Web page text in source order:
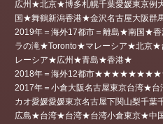
広州★北京★博多札幌千葉愛媛東京
国★舞鶴新潟香港★金沢名古屋大阪群
2019年＝海外17都市＝離島★南国★
ラの滝★Toronto★マレーシア★北京
レーシア★広州★青島★香港★
2018年＝海外12都市
2017年＝小倉大阪名古屋東京台湾★
カオ愛媛愛媛東京名古屋下関山梨千葉
広島★台湾★台湾★台湾小倉東京★中